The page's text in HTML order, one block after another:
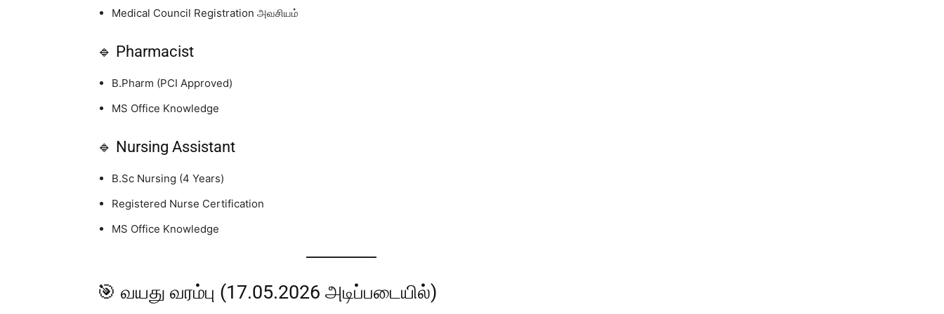
Medical Council Registration அவசியம்
🔹 Pharmacist
B.Pharm (PCI Approved)
MS Office Knowledge
🔹 Nursing Assistant
B.Sc Nursing (4 Years)
Registered Nurse Certification
MS Office Knowledge
🎯 வயது வரம்பு (17.05.2026 அடிப்படையில்)